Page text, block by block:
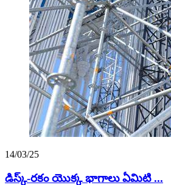
14/03/25
డిస్క్-రకం యొక్క భాగాలు ఏమిటి ...